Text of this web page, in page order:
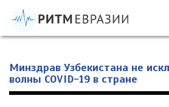
Информационно-аналитическое издание,
проблемам интеграции на постсоветском
Минздрав Узбекистана не
волны COVID-19 в стране